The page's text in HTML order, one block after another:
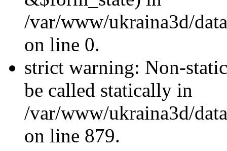
/var/www/ukraina3d/
on line 0.
strict warning: Non-
be called statically in
/var/www/ukraina3d/
on line 879.